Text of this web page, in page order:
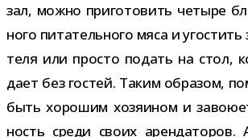
зал, можно при­го­то­вить четыре
ного пита­тель­ного мяса и
теля или про­сто подать на стол,
дает без гостей. Таким обра­зом,
быть хоро­шим хозя­и­ном и
ность среди своих арен­да­то­ров.